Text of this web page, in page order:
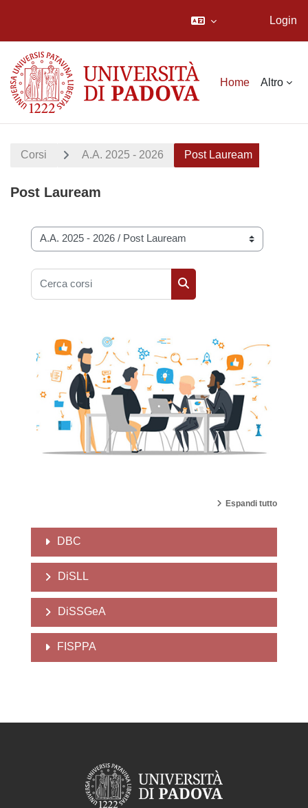
Login
Home Altro
Corsi A.A. 2025 - 2026 Post Lauream
Post Lauream
Categorie di corso
Cerca corsi
Cerca corsi
Espandi tutto
DBC
DiSLL
DiSSGeA
FISPPA